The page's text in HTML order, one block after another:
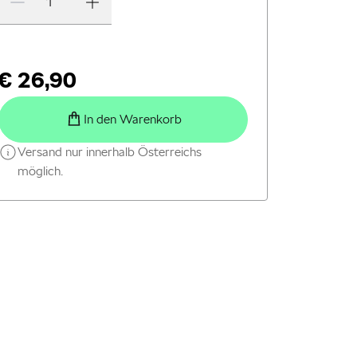
26,90
In den Warenkorb
Versand nur innerhalb Österreichs
möglich.